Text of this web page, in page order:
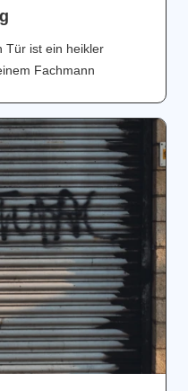
Tür ist ein heikler
Fachmann